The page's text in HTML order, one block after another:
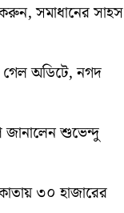
করুন, সমাধানের সাহস
গেল অডিটে, নগদ
জানালেন শুভেন্দু
৩০ হাজারের